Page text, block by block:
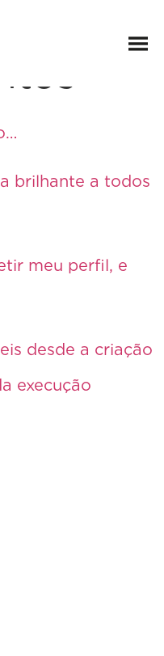
brilhante a todos
meu perfil, e
desde a criação
execução